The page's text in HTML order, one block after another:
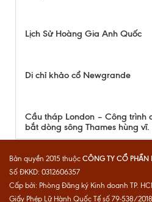
Lịch Sử Hoàng Gia Anh Quốc
Di chỉ khảo cổ Newgrande
Cầu tháp London – Công trình
bắt dòng sông Thames hùng vĩ.
Bản quyền 2015 thuộc CÔNG TY CỔ PHẦN
Số ĐKKD: 0312606357
Cấp bởi: Phòng Đăng ký Kinh doanh TP.
Giấy Phép Lữ Hành Quốc Tế số 79-538/